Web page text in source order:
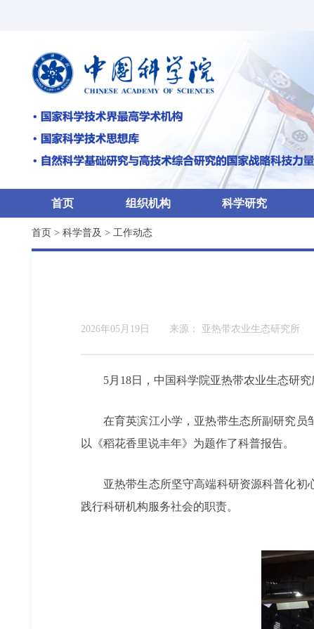
首页 组织机构 科学研究
首页 > 科学普及 > 工作动态
2026年05月19日 来源： 亚热带农业生态研究所
5月18日，中国科学院亚热带农业生态研
在育英滨江小学，亚热带生态所副研究
以《稻花香里说丰年》为题作了科普报告。
亚热带生态所坚守高端科研资源科普化
践行科研机构服务社会的职责。